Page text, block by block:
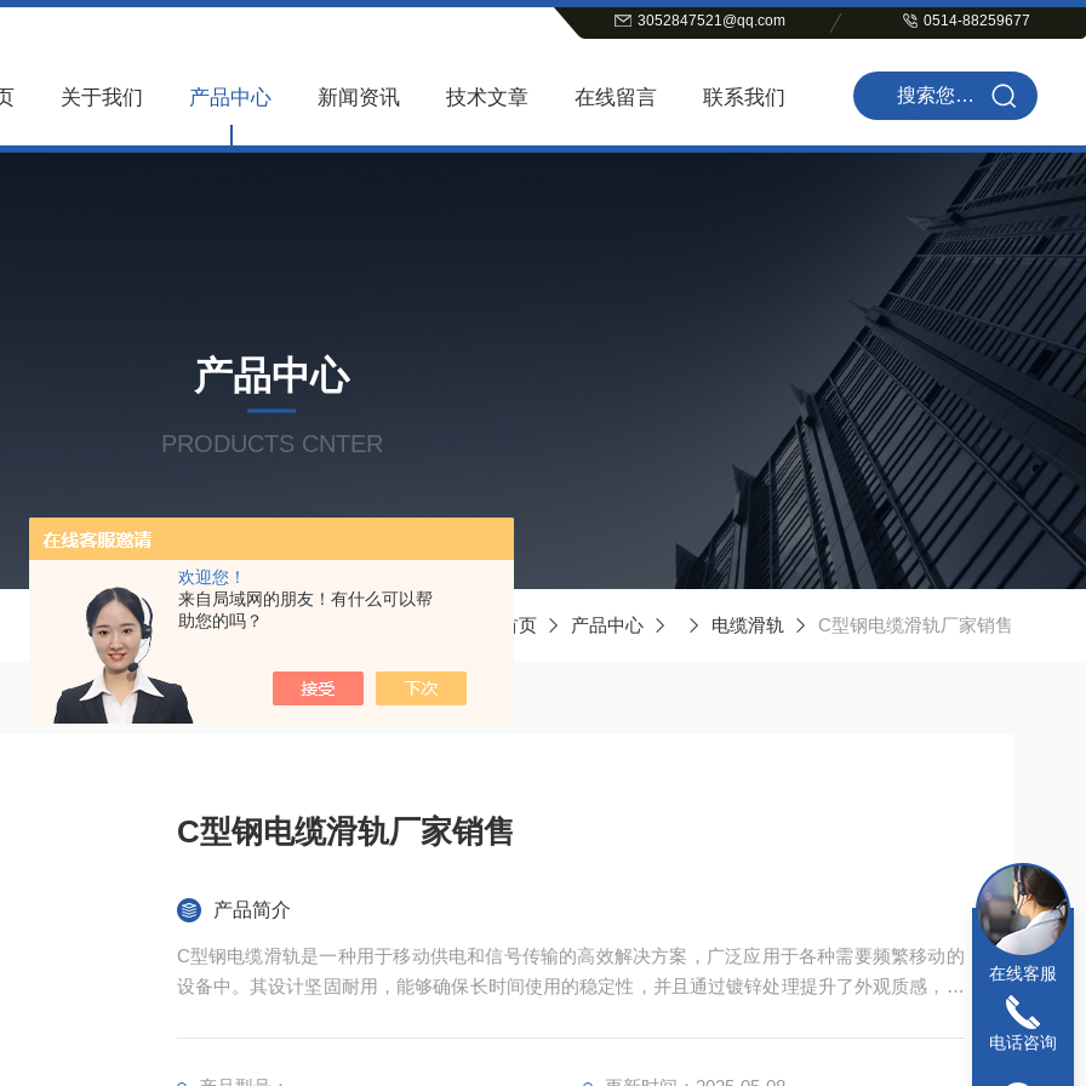
欢迎您！
来自局域网的朋友！有什么可以帮
助您的吗？
3052847521@qq.com 0514-88259677
关于我们 产品中心 新闻资讯 技术文章 在线留言 联系我们
产品中心
PRODUCTS CNTER
首页 产品中心 电缆滑轨 C型钢电缆滑轨厂家销售
C型钢电缆滑轨厂家销售
产品简介
C型钢电缆滑轨‌是一种用于移动供电和信号传输的高效解决方案，广泛应用于各种需要频繁移动的
设备中。其设计坚固耐用，能够确保长时间使用的稳定性，并且通过镀锌处理提升了外观质感，延
在线客服
电话咨询